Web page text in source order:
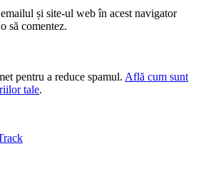
și site-ul web în acest navigator
să comentez.
pentru a reduce spamul. Află cum sunt
tale.